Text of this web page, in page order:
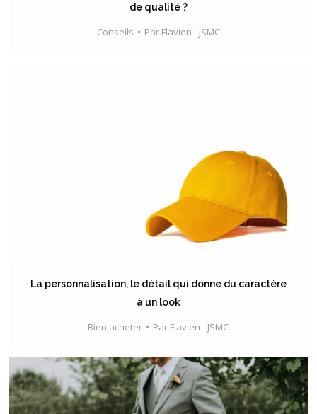
de qualité ?
Conseils Par Flavien - JSMC
La personnalisation, le détail qui donne du caractère
à un look
Bien acheter Par Flavien - JSMC